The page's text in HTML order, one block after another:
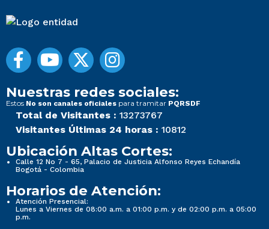
Nuestras redes sociales:
Estos No son canales oficiales para tramitar PQRSDF
Total de Visitantes : 13273767
Visitantes Últimas 24 horas : 10812
Ubicación Altas Cortes:
Calle 12 No 7 - 65, Palacio de Justicia Alfonso Reyes Echandía
Bogotá - Colombia
Horarios de Atención:
Atención Presencial:
Lunes a Viernes de 08:00 a.m. a 01:00 p.m. y de 02:00 p.m. a 05:00
p.m.